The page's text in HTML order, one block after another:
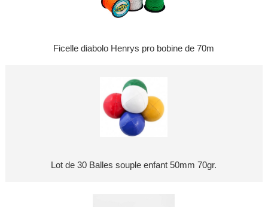
Ficelle diabolo Henrys pro bobine de 70m
Lot de 30 Balles souple enfant 50mm 70gr.